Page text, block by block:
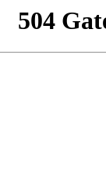
504